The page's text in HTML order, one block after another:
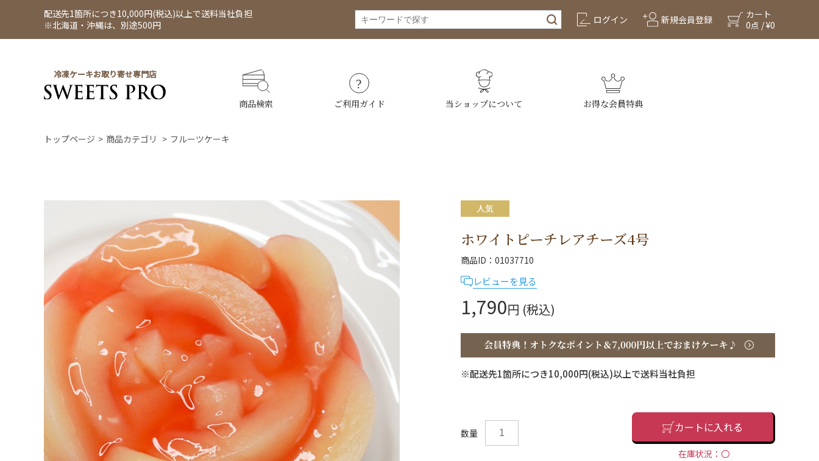
配送先1箇所につき10,000円(税込)以上で送料当社負担
※北海道・沖縄は、別途500円
ログイン 新規会員登録
カート
0点 / ¥0
冷凍ケーキお取り寄せ専門店
商品検索 ご利用ガイド 当ショップについて お得な会員特典
トップページ 商品カテゴリ フルーツケーキ
ホワイトピーチレアチーズ4号
商品ID 01037710
レビューを見る
1,790円 (税込)
※配送先1箇所につき10,000円(税込)以上で送料当社負担
数量 カートに入れる
在庫状況：〇